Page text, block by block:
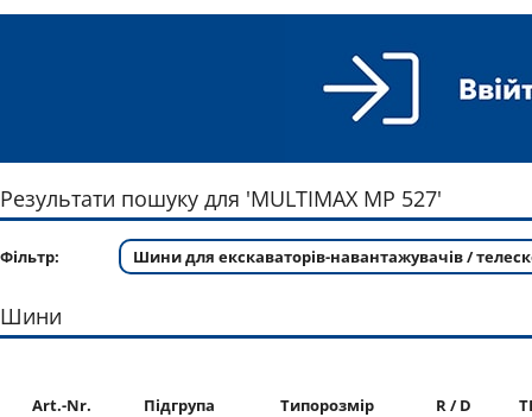
Результати пошуку для 'MULTIMAX MP 527'
Фільтр: Шини для екскаваторів-навантажувачів /
Шини
Art.-Nr. Підгрупа Типорозмір R / D